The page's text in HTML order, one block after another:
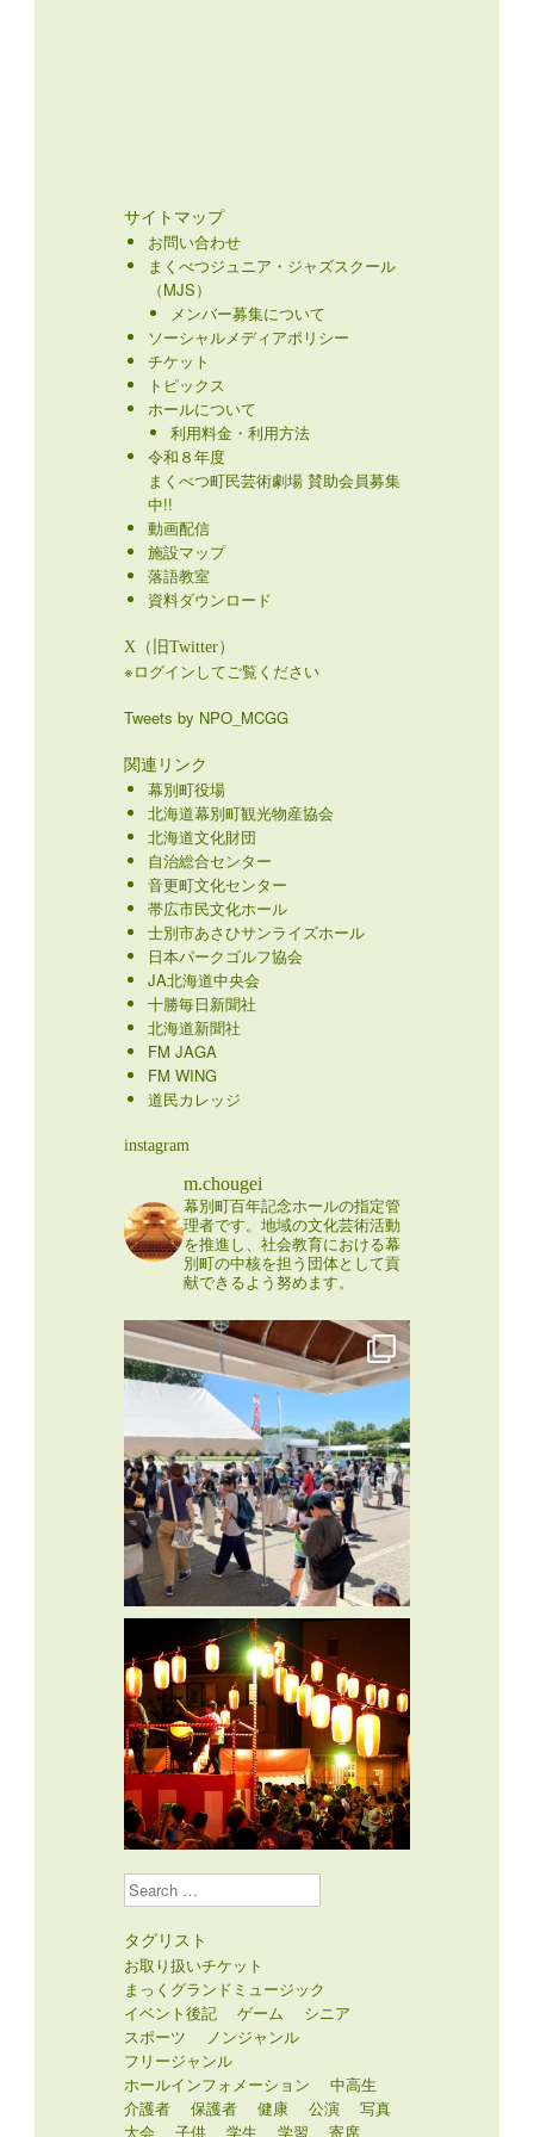
サイトマップ
お問い合わせ
まくべつジュニア・ジャズスクール
（MJS）
メンバー募集について
ソーシャルメディアポリシー
チケット
トピックス
ホールについて
利用料金・利用方法
令和８年度
まくべつ町民芸術劇場 賛助会員募集
中!!
動画配信
施設マップ
落語教室
資料ダウンロード
X（旧Twitter）
※ログインしてご覧ください
Tweets by NPO_MCGG
関連リンク
幕別町役場
北海道幕別町観光物産協会
北海道文化財団
自治総合センター
音更町文化センター
帯広市民文化ホール
士別市あさひサンライズホール
日本パークゴルフ協会
JA北海道中央会
十勝毎日新聞社
北海道新聞社
FM JAGA
FM WING
道民カレッジ
instagram
m.chougei
幕別町百年記念ホールの指定管
理者です。地域の文化芸術活動
を推進し、社会教育における幕
別町の中核を担う団体として貢
献できるよう努めます。
Search
タグリスト
お取り扱いチケット
まっくグランドミュージック
イベント後記
ゲーム
シニア
スポーツ
ノンジャンル
フリージャンル
ホールインフォメーション
中高生
介護者
保護者 健康 公演
写真
大会
子供 学生 学習 寄席